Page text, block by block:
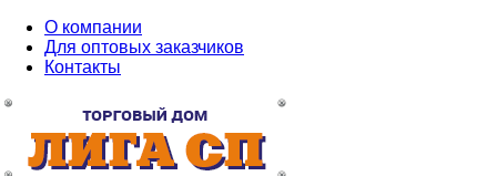
О компании
Для оптовых заказчиков
Контакты